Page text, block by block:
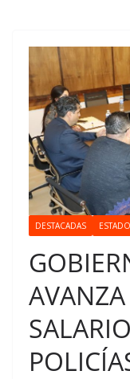
DESTACADAS ESTADO